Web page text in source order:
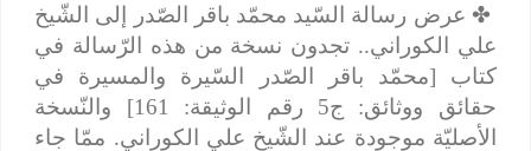
✤عرض رسالة السّيد محمّد باقر الصّدر إلى الشّيخ
علي الكوراني.. تجدون نسخة من هذه الرّسالة في
كتاب [محمّد باقر الصّدر السّيرة والمسيرة في
حقائق ووثائق: ج5 رقم الوثيقة: 161] والنّسخة
الأصليّة موجودة عند الشّيخ علي الكوراني. ممّا جاء